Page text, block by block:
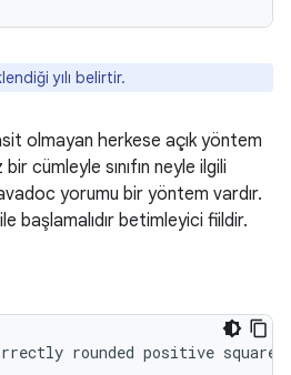
yılı belirtir.
olmayan herkese açık yöntem
bir cümleyle sınıfın neyle ilgili
yorumu bir yöntem vardır.
başlamalıdır betimleyici fiildir.
rounded positive square